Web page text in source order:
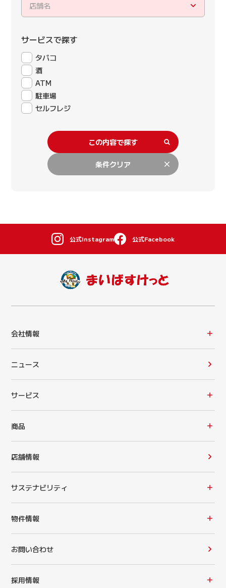
店舗名
サービスで探す
タバコ
酒
ATM
駐車場
セルフレジ
この内容で探す
条件クリア
公式Instagram 公式Facebook
会社情報
ニュース
サービス
商品
店舗情報
サステナビリティ
物件情報
お問い合わせ
採用情報